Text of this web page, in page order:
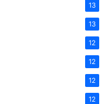
13
13
12
12
12
12